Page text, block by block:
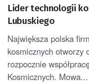
Lider technologii
Lubuskiego
Największa polska
kosmicznych otworzy
rozpocznie
Kosmicznych. Mowa...